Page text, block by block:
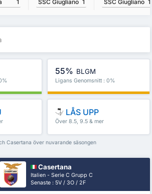
1
SSC Giugliano 1
SSC Giugliano 1
55% BLGM
Ligans Genomsnitt : 0%
LÅS UPP
Över 8.5, 9.5 & mer
Casertana över nuvarande säsongen
Casertana
Italien - Serie C Grupp C
Senaste : 5V / 3O / 2F